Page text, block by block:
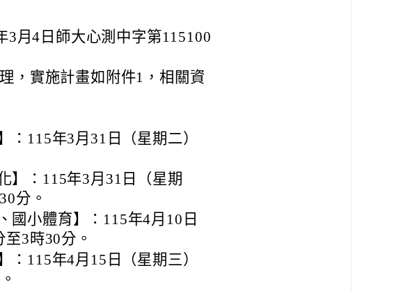
3月4日師大心測中字第115100
，實施計畫如附件1，相關資
：115年3月31日（星期二）
】：115年3月31日（星期
分。
國小體育】：115年4月10日
至3時30分。
：115年4月15日（星期三）